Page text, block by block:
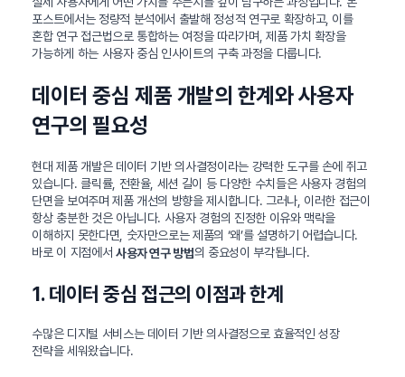
포스트에서는 정량적 분석에서 출발해 정성적 연구로 확장하고, 이를
혼합 연구 접근법으로 통합하는 여정을 따라가며, 제품 가치 확장을
가능하게 하는 사용자 중심 인사이트의 구축 과정을 다룹니다.
데이터 중심 제품 개발의 한계와 사용자
연구의 필요성
현대 제품 개발은 데이터 기반 의사결정이라는 강력한 도구를 손에 쥐고
있습니다. 클릭률, 전환율, 세션 길이 등 다양한 수치들은 사용자 경험의
단면을 보여주며 제품 개선의 방향을 제시합니다. 그러나, 이러한 접근이
항상 충분한 것은 아닙니다. 사용자 경험의 진정한 이유와 맥락을
이해하지 못한다면, 숫자만으로는 제품의 ‘왜’를 설명하기 어렵습니다.
바로 이 지점에서 사용자 연구 방법의 중요성이 부각됩니다.
1. 데이터 중심 접근의 이점과 한계
수많은 디지털 서비스는 데이터 기반 의사결정으로 효율적인 성장
전략을 세워왔습니다.